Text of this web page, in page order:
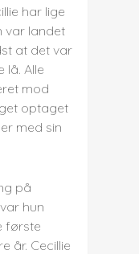
har lige
var landet
at det var
lå. Alle
mod
optaget
med sin
på
hun
første
år. Cecillie